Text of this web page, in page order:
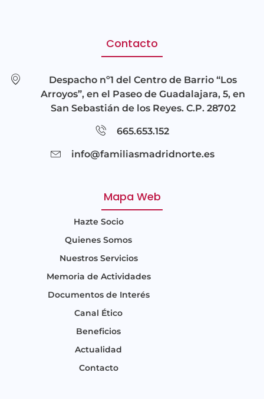
Contacto
Despacho nº1 del Centro de Barrio “Los
Arroyos”, en el Paseo de Guadalajara, 5, en
San Sebastián de los Reyes. C.P. 28702
665.653.152
info@familiasmadridnorte.es
Mapa Web
Hazte Socio
Quienes Somos
Nuestros Servicios
Memoria de Actividades
Documentos de Interés
Canal Ético
Beneficios
Actualidad
Contacto